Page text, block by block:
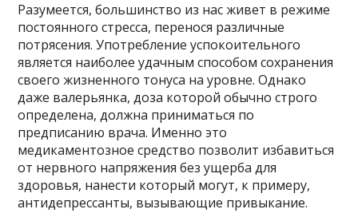
Разумеется, большинство из нас живет в режиме
постоянного стресса, перенося различные
потрясения. Употребление успокоительного
является наиболее удачным способом сохранения
своего жизненного тонуса на уровне. Однако
даже валерьянка, доза которой обычно строго
определена, должна приниматься по
предписанию врача. Именно это
медикаментозное средство позволит избавиться
от нервного напряжения без ущерба для
здоровья, нанести который могут, к примеру,
антидепрессанты, вызывающие привыкание.